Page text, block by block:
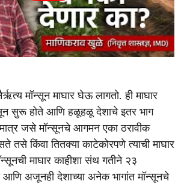
मॉन्सून माघार घेऊ लागतो. ही माघार
सुरू होते आणि हळूहळू देशाचे इतर भाग
जसे मॉन्सूनचे आगमन एका ठरावीक
तसे किंवा तितक्या काटेकोरपणे त्याची माघार
माघार काहीशा संथ गतीने २३
अजूनही देशाच्या अनेक भागांत मॉन्सूनचे